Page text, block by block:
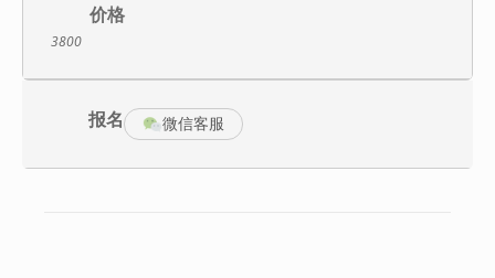
7.塑料的模塑特性* molding properties
8.常用塑料介绍 * introduction of some common plastic
2.筋的设计* ribs design
3.凸台、螺丝柱的设计* bosses design
4.角板的设计* gussets design
价格
3800
报名 微信客服